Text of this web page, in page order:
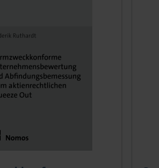
pageon the options chosen on